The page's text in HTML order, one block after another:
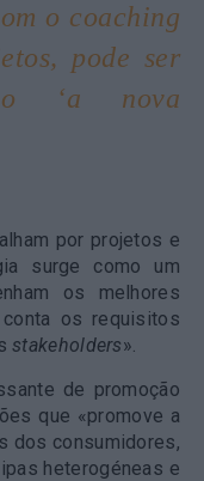
o coaching
pode ser
‘a nova
por projetos e
surge como um
os melhores
os requisitos
stakeholders».
de promoção
que «promove a
dos consumidores,
heterogéneas e